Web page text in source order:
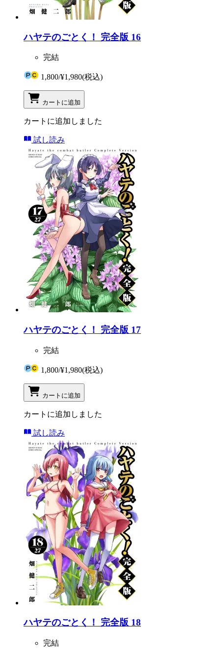
ハヤテのごとく！ 完全版 16
完結
1,800/¥1,980(税込)
カートに追加
カートに追加しました
試し読み
ハヤテのごとく！ 完全版 17
完結
1,800/¥1,980(税込)
カートに追加
カートに追加しました
試し読み
ハヤテのごとく！ 完全版 18
完結